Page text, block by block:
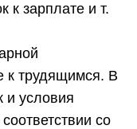
к зарплате и т.
к трудящимся. В
и условия
со